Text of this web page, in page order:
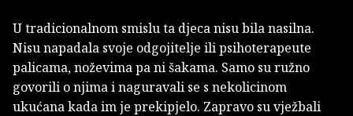
U tradicionalnom smislu ta djeca nisu bila nasilna.
Nisu napadala svoje odgojitelje ili psihoterapeute
palicama, noževima pa ni šakama. Samo su ružno
govorili o njima i naguravali se s nekolicinom
ukućana kada im je prekipjelo. Zapravo su vježbali